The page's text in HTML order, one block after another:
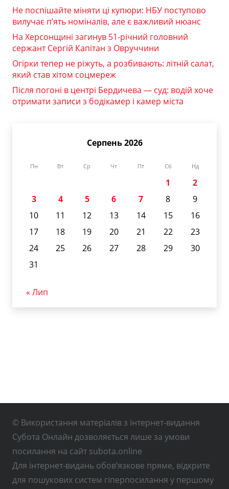
Не поспішайте міняти ці купюри: НБУ поступово
вилучає п’ять номіналів, але є важливий нюанс
На Херсонщині загинув 51-річний головний
сержант Сергій Капітан з Овруччини
Огірки тепер не ріжуть, а розбивають: літній салат,
який став хітом соцмереж
Після погоні в центрі Бердичева — суд: водій хоче
отримати записи з бодікамер і камер міста
Серпень 2026
Пн Вт Ср Чт Пт Сб Нд
1
2
3
4 5 6 7 8
9
10
11 12 13 14 15
16
17
18 19 20 21 22
23
24
25 26 27 28 29
30
31
« Лип
© Використання матеріалів з інтернет-видання
Субота Онлайн дозволяється лише за умови
посилання на сайт subota.online
Для інтернет-видань обов’язкове пряме, відкрите
для пошукових систем гіперпосилання у першому